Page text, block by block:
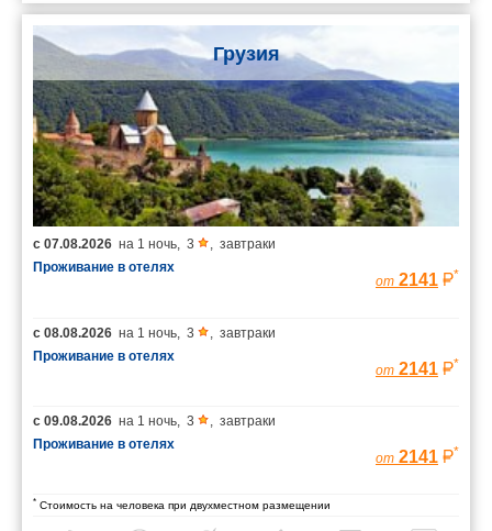
Грузия
с 07.08.2026 на 1 ночь, 3 , завтраки
Проживание в отелях
от 2141 *
с 08.08.2026 на 1 ночь, 3 , завтраки
Проживание в отелях
от 2141 *
с 09.08.2026 на 1 ночь, 3 , завтраки
Проживание в отелях
от 2141 *
* Стоимость на человека при двухместном размещении